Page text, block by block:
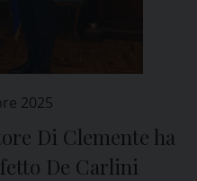
2025
Di Clemente ha
De Carlini